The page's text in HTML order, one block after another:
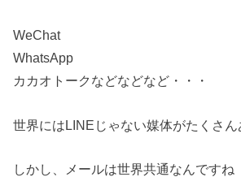
WeChat
WhatsApp
カカオトークなどなどなど・・・
世界にはLINEじゃない媒体がたくさん
しかし、メールは世界共通なんですね